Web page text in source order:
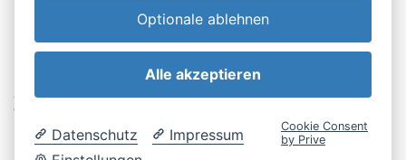
AGB & Kundeninfo
Widerrufsbelehrung
Datenschutzerklärung
Optionale ablehnen
Alle akzeptieren
Datenschutz
Impressum
Cookie Consent
by Prive